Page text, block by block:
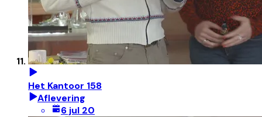
Het Kantoor 158
Aflevering
6 jul 20